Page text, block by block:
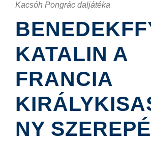
Kacsóh Pongrác daljátéka
KATALIN A
FRANCIA
NY